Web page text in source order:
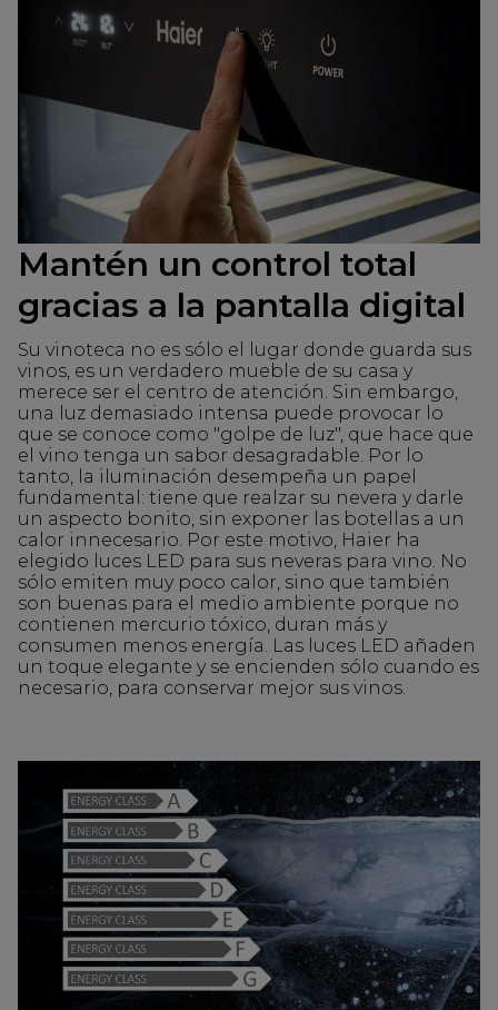
Mantén un control total
gracias a la pantalla digital
Su vinoteca no es sólo el lugar donde guarda sus
vinos, es un verdadero mueble de su casa y
merece ser el centro de atención. Sin embargo,
una luz demasiado intensa puede provocar lo
que se conoce como "golpe de luz", que hace que
el vino tenga un sabor desagradable. Por lo
tanto, la iluminación desempeña un papel
fundamental: tiene que realzar su nevera y darle
un aspecto bonito, sin exponer las botellas a un
calor innecesario. Por este motivo, Haier ha
elegido luces LED para sus neveras para vino. No
sólo emiten muy poco calor, sino que también
son buenas para el medio ambiente porque no
contienen mercurio tóxico, duran más y
consumen menos energía. Las luces LED añaden
un toque elegante y se encienden sólo cuando es
necesario, para conservar mejor sus vinos.